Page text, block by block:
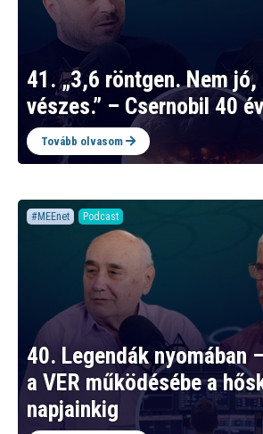
41. „3,6 röntgen. Nem jó,
vészes.” – Csernobil 40
Tovább olvasom
#MEEnet Podcast
40. Legendák nyomában
a VER működésébe a
napjainkig